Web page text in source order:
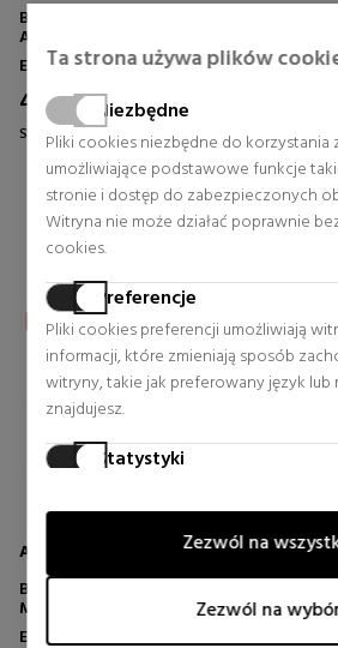
Ta strona używa plików
Niezbędne
Pliki cookies niezbędne do korzystania
umożliwiające podstawowe funkcje
stronie i dostęp do zabezpieczonych
Witryna nie może działać poprawnie
cookies.
Preferencje
Pliki cookies preferencji umożliwiają
informacji, które zmieniają sposób
witryny, takie jak preferowany język
znajdujesz.
Statystyki
zrozumieć, w jaki sposób odwiedzający
witrynami, gromadząc i raportując
Pliki cookies marketingowe są używane
Zezwól na
Zezwól na
BLU MEDITERRANEO FICO DI
AMALFI
Eau de Toilette
47,64 €
Stała cena 79,90 €
18 rewizje
BLU
Eau
Stała
ACQUA DI PARMA
BLU MEDITERRANEO
MANDORLO DI SICILIA EAU DE
TOILETTE
Eau de Toilette